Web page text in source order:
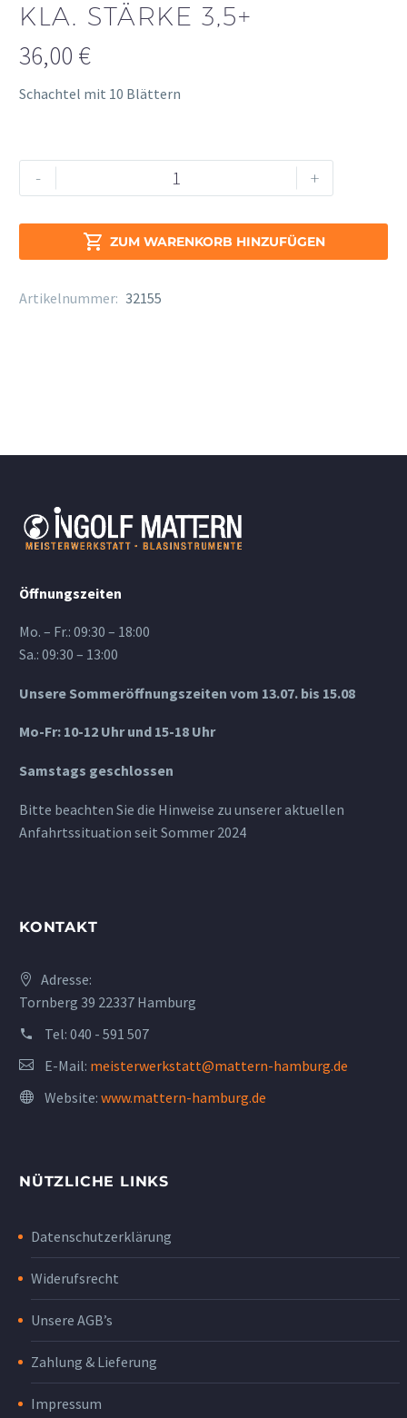
KLA. STÄRKE 3,5+
36,00 €
Schachtel mit 10 Blättern
-
D`ADDARIO
Reserve
Kla.
3,5+
+
 ZUM WARENKORB HINZUFÜGEN
Alternative:
Artikelnummer: 32155
Öffnungszeiten
Mo. – Fr.: 09:30 – 18:00
Sa.: 09:30 – 13:00
Unsere Sommeröffnungszeiten vom 13.07. bis 15.08
Mo-Fr: 10-12 Uhr und 15-18 Uhr
Samstags geschlossen
Bitte beachten Sie die Hinweise zu unserer aktuellen
Anfahrtssituation seit Sommer 2024
KONTAKT
Adresse:
Tornberg 39 22337 Hamburg
Tel: 040 - 591 507
E-Mail: meisterwerkstatt@mattern-hamburg.de
Website: www.mattern-hamburg.de
NÜTZLICHE LINKS
Datenschutzerklärung
Widerufsrecht
Unsere AGB’s
Zahlung & Lieferung
Impressum